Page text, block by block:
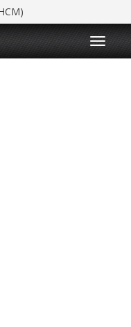
T
o
g